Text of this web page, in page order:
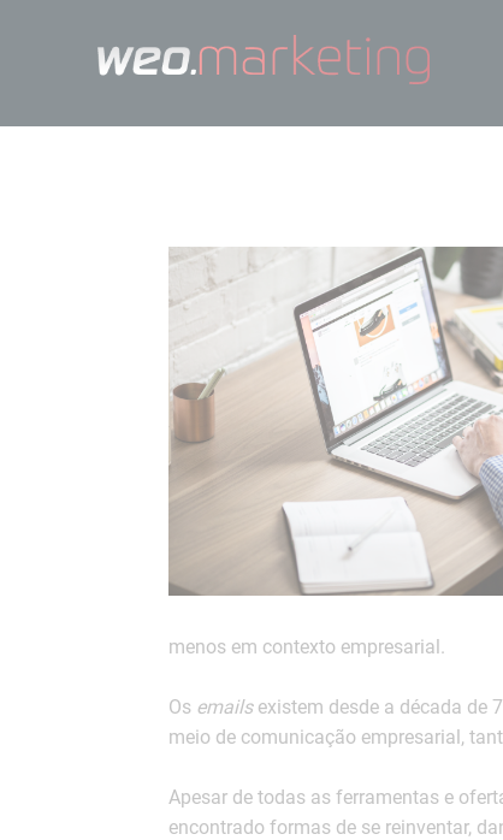
menos em contexto empresarial.
Os emailsexistem desde a década de
meio de comunicação empresarial,
Apesar de todas as ferramentas e
encontrado formas de se reinventar,